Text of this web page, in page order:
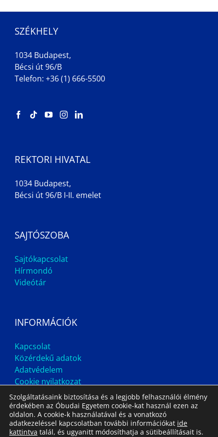
SZÉKHELY
1034 Budapest,
Bécsi út 96/B
Telefon: +36 (1) 666-5500
REKTORI HIVATAL
1034 Budapest,
Bécsi út 96/B I-II. emelet
SAJTÓSZOBA
Sajtókapcsolat
Hírmondó
Videótár
INFORMÁCIÓK
Kapcsolat
Közérdekű adatok
Adatvédelem
Cookie nyilatkozat
Szolgáltatásaink biztosítása és a legjobb felhasználói élmény
érdekében az Óbudai Egyetem cookie-kat használ ezen az
oldalon. A cookie-k használatával és a vonatkozó
adatkezeléssel kapcsolatban további információkat ide
kattintva talál, és ugyanitt módosíthatja a sütibeállításait is.